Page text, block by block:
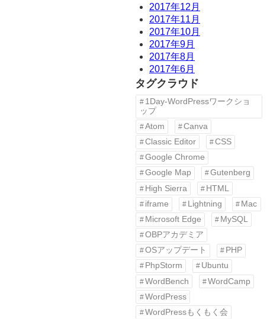
2017年12月
2017年11月
2017年10月
2017年9月
2017年8月
2017年6月
タグクラウド
1Day-WordPressワークショ
ップ
Atom
Canva
Classic Editor
CSS
Google Chrome
Google Map
Gutenberg
High Sierra
HTML
iframe
Lightning
Mac
Microsoft Edge
MySQL
OBPアカデミア
OSアップデート
PHP
PhpStorm
Ubuntu
WordBench
WordCamp
WordPress
WordPressもくもく会